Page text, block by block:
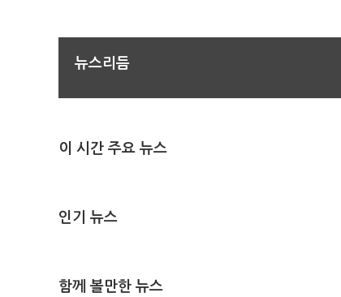
뉴스리듬
이 시간 주요 뉴스
인기 뉴스
함께 볼만한 뉴스